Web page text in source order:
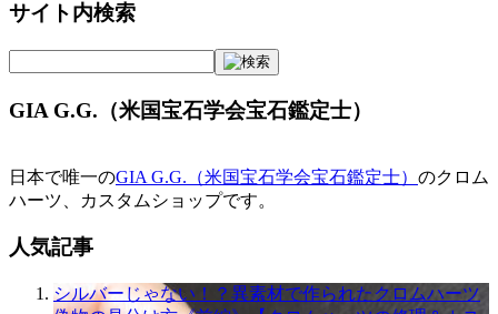
サイト内検索
GIA G.G.（米国宝石学会宝石鑑定士）
日本で唯一のGIA G.G.（米国宝石学会宝石鑑定士） のクロム
ハーツ、カスタムショップです。
人気記事
シルバーじゃない！？異素材で作られたクロムハーツ